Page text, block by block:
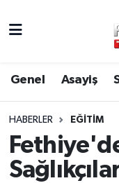
Genel Asayiş
HABERLER EĞITIM
Asayiş
Eğitim
Muğla Hava
Muğla Namaz
Muğla Trafik